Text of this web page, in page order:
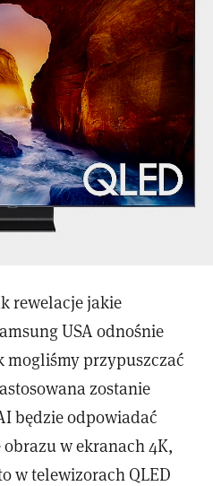
rewelacje jakie
USA odnośnie
mogliśmy przypuszczać
zostanie
będzie odpowiadać
w ekranach 4K,
w telewizorach QLED